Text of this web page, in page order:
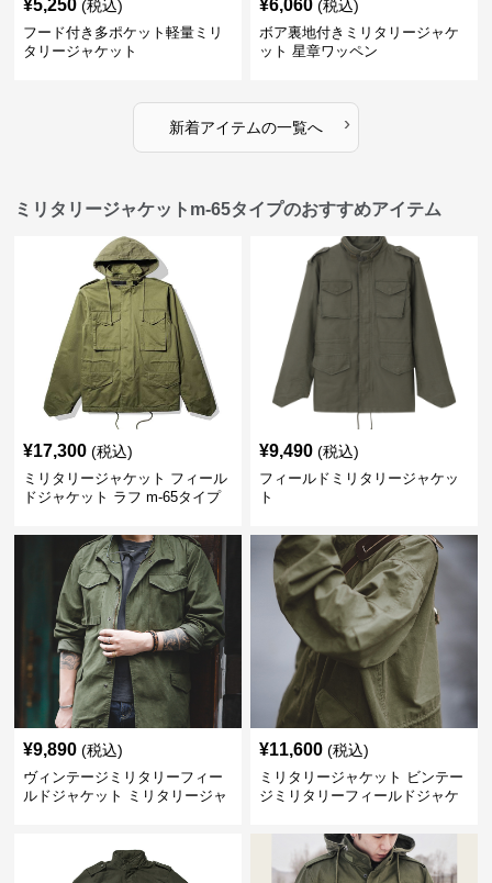
¥5,250 (税込)
フード付き多ポケット軽量ミリ
タリージャケット
¥6,060 (税込)
ボア裏地付きミリタリージャケ
ット 星章ワッペン
新着アイテムの一覧へ ›
ミリタリージャケットm-65タイプのおすすめアイテム
¥17,300 (税込)
ミリタリージャケット フィール
ドジャケット ラフ m-65タイプ
¥9,490 (税込)
フィールドミリタリージャケッ
ト
¥9,890 (税込)
ヴィンテージミリタリーフィー
ルドジャケット ミリタリージャ
¥11,600 (税込)
ミリタリージャケット ビンテー
ジミリタリーフィールドジャケ